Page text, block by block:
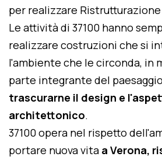
per realizzare
Le attività di 37100 hanno
realizzare costruzioni che si
l'ambiente che le circonda, in
parte integrante del
trascurarne il design e
architettonico.
37100 opera nel rispetto
portare nuova vita a Verona,